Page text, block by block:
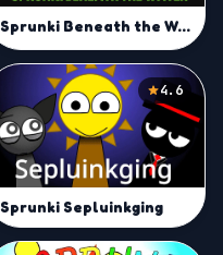
Sprunki Beneath the Water
4.6
Sprunki Sepluinkging